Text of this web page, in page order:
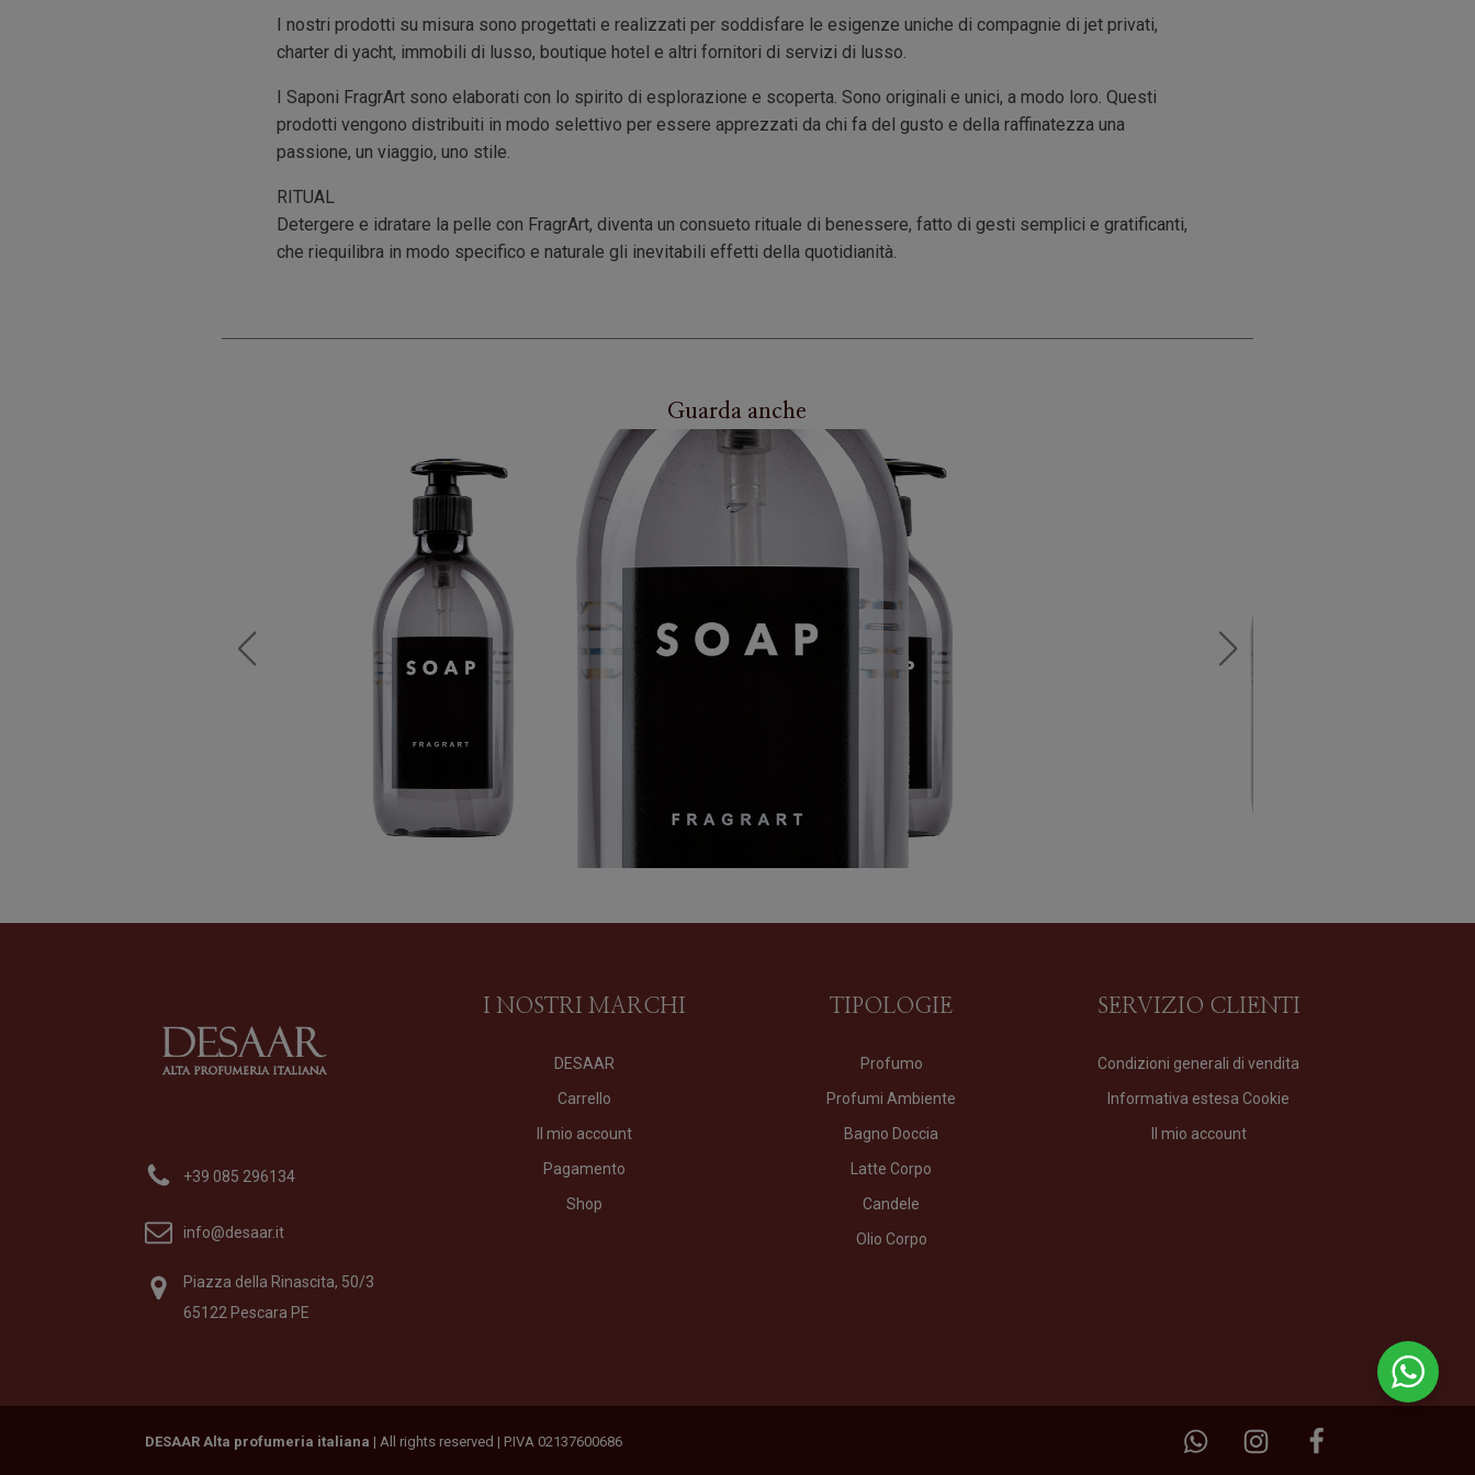
I nostri prodotti su misura sono progettati e realizzati per soddisfare le esigenze uniche di compagnie di jet privati,
charter di yacht, immobili di lusso, boutique hotel e altri fornitori di servizi di lusso.
I Saponi FragrArt sono elaborati con lo spirito di esplorazione e scoperta. Sono originali e unici, a modo loro. Questi
prodotti vengono distribuiti in modo selettivo per essere apprezzati da chi fa del gusto e della raffinatezza una
passione, un viaggio, uno stile.
RITUAL
Detergere e idratare la pelle con FragrArt, diventa un consueto rituale di benessere, fatto di gesti semplici e gratificanti,
che riequilibra in modo specifico e naturale gli inevitabili effetti della quotidianità.
Guarda anche
Formato500 ml
+39 085 296134
info@desaar.it
Piazza della Rinascita, 50/3
65122 Pescara PE
I NOSTRI MARCHI
DESAAR
Carrello
Il mio account
Pagamento
Shop
TIPOLOGIE
Profumo
Profumi Ambiente
Bagno Doccia
Latte Corpo
Candele
Olio Corpo
SERVIZIO CLIENTI
Condizioni generali di vendita
Informativa estesa Cookie
Il mio account
DESAAR Alta profumeria italiana | All rights reserved | P.IVA 02137600686